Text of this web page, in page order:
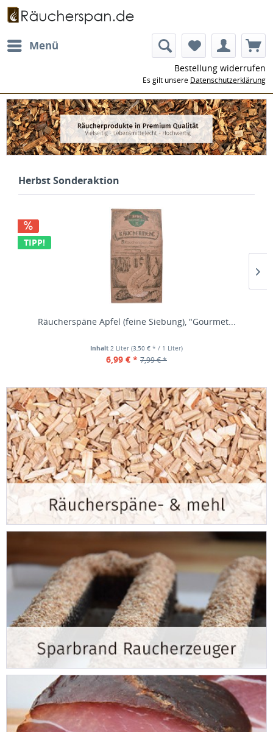
Menü
Bestellung widerrufen
Es gilt unsere Datenschutzerklärung
Herbst Sonderaktion
TIPP!
Räucherspäne Apfel (feine Siebung), "Gourmet...
Inhalt 2 Liter (3,50 € * / 1 Liter)
6,99 € * 7,99 € *